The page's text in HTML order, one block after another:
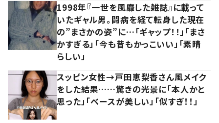
1998年『一世を風靡した雑誌』に載って
いたギャル男。闘病を経て転身した現在
の”まさかの姿”に…「ギャップ！！」「まさ
かすぎる」「今も昔もかっこいい」「素晴
らしい」
スッピン女性→戸田恵梨香さん風メイク
をした結果……驚きの光景に「本人かと
思った」「ベースが美しい」「似すぎ！！」